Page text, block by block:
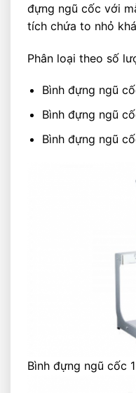
đựng ngũ cốc với
tích chứa to nhỏ
Phân loại theo số
Bình đựng ngũ
Bình đựng ngũ
Bình đựng ngũ
Bình đựng ngũ cốc